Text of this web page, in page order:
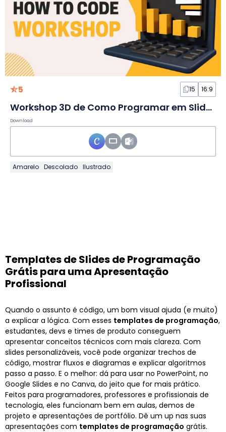
5 15 16:9
Workshop 3D de Como Programar em Slides
Download
Amarelo Descolado Ilustrado
Templates de Slides de Programação
Grátis para uma Apresentação
Profissional
Quando o assunto é código, um bom visual ajuda (e muito)
a explicar a lógica. Com esses templates de programação,
estudantes, devs e times de produto conseguem
apresentar conceitos técnicos com mais clareza. Com
slides personalizáveis, você pode organizar trechos de
código, mostrar fluxos e diagramas e explicar algoritmos
passo a passo. E o melhor: dá para usar no PowerPoint, no
Google Slides e no Canva, do jeito que for mais prático.
Feitos para programadores, professores e profissionais de
tecnologia, eles funcionam bem em aulas, demos de
projeto e apresentações de portfólio. Dê um up nas suas
apresentações com templates de programação grátis.